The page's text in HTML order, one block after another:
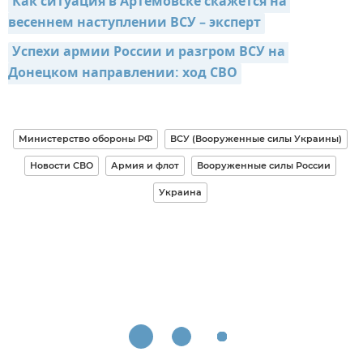
весеннем наступлении ВСУ – эксперт
Успехи армии России и разгром ВСУ на
Донецком направлении: ход СВО
Министерство обороны РФ ВСУ (Вооруженные силы Украины)
Новости СВО Армия и флот Вооруженные силы России
Украина